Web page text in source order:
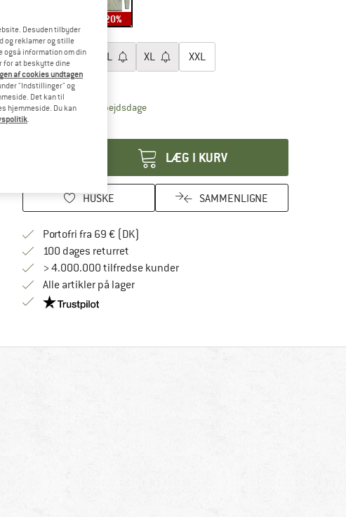
20%
Vælg en størrelse:
S M L XL XXL
Størrelsestabel
Leveringstid: 4-6 arbejdsdageLinket åbnes i en infoboks og indeholder
Antal:
LÆG I KURV
HUSKE SAMMENLIGNE
Portofri fra 69 € (DK)
100 dages returretGå til returretten her Åbnes i en infoboks
> 4.000.000 tilfredse kunder
Alle artikler på lager
Vi er Trustpilot-certificeret - oplysningerne får du
Desuden tilbyder
og reklamer og stille
også information om din
for at beskytte dine
af cookies undtagen
"Indstillinger" og
Det kan til
hjemmeside. Du kan
.